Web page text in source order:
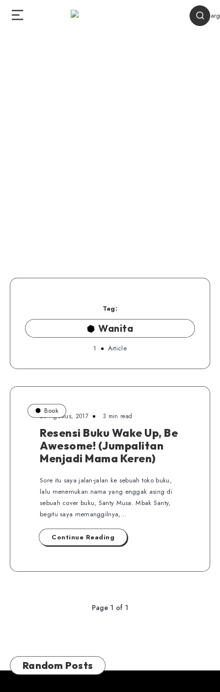
Tag:
Wanita
1 Article
Book
23 Agustus, 2017 3 min read
Resensi Buku Wake Up, Be
Awesome! (Jumpalitan
Menjadi Mama Keren)
Sore itu saya jalan-jalan ke sebuah toko buku,
lalu menemukan nama yang enggak asing di
sebuah cover buku, Santy Musa. Mbak Santy,
begitu saya memanggilnya,…
Continue Reading
Page 1 of 1
Random Posts